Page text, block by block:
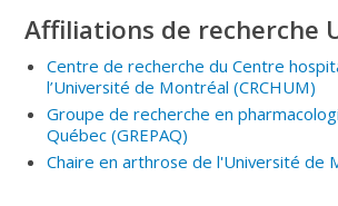
Affiliations de recherche
Centre de recherche du Centre
l’Université de Montréal(CRCHUM)
Groupe de recherche en
Québec(GREPAQ)
Chaire en arthrose de l'Université de